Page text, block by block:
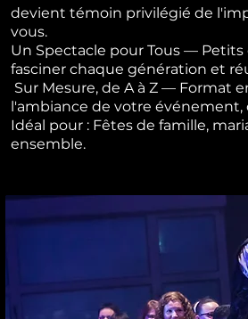
devient témoin privilégié de
vous.
Un Spectacle pour Tous —
fasciner chaque génération et
Sur Mesure, de A à Z — Format
l'ambiance de votre
Idéal pour : Fêtes de famille,
ensemble.